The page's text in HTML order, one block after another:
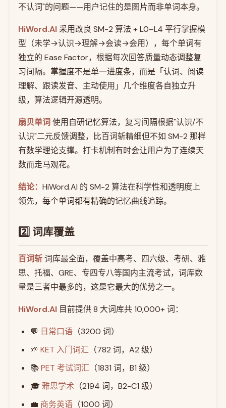
不认词"的问题——用户记住的是图片而非单词本身。
HiWord.AI 采用改良 SM-2 算法 + L0–L4 平行掌握模
型（未学→认识→理解→会读→会用），每个单词有
独立的 Ease Factor，根据每次回答质量动态调整复
习间隔。掌握度不是单一进度条，而是「认词、阅读
理解、跟读发音、主动使用」几个维度各自独立升
级，算法逻辑开源透明。
扇贝单词 使用自研记忆算法，复习间隔根据"认识/不
认识"二元反馈调整，比百词斩精细但不如 SM-2 那样
有数学理论支撑。打卡机制有时会让用户为了连续天
数而走马观花。
结论： HiWord.AI 的 SM-2 算法在科学性和透明度上
领先，每个单词都有精确的记忆曲线追踪。
2️⃣ 词库覆盖
百词斩词库最全面，覆盖中高考、四六级、考研、雅
思、托福、GRE、专四专八等国内主流考试，词库数
量是三者中最多的，这是它最大的优势之一。
HiWord.AI 目前提供 8 大词库共 10,000+ 词：
💬 日常口语 （3200 词）
🌱 KET 入门词汇 （782 词，A2 级）
📚PET 考试词汇 （1831 词，B1 级）
🎓 雅思学术 （2194 词，B2-C1 级）
💼 商务英语 （1000 词）